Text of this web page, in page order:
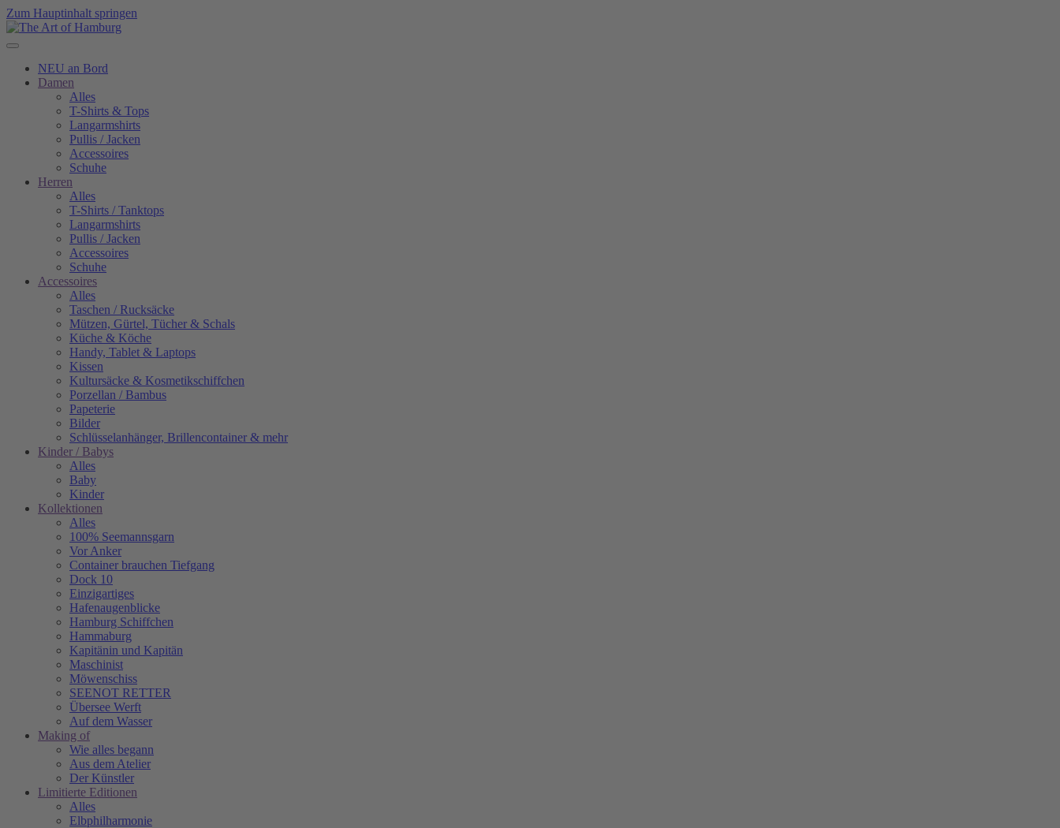
Zum Hauptinhalt springen
NEU an Bord
Damen
Alles
T-Shirts & Tops
Langarmshirts
Pullis / Jacken
Accessoires
Schuhe
Herren
Alles
T-Shirts / Tanktops
Langarmshirts
Pullis / Jacken
Accessoires
Schuhe
Accessoires
Alles
Taschen / Rucksäcke
Mützen, Gürtel, Tücher & Schals
Küche & Köche
Handy, Tablet & Laptops
Kissen
Kultursäcke & Kosmetikschiffchen
Porzellan / Bambus
Papeterie
Bilder
Schlüsselanhänger, Brillencontainer & mehr
Kinder / Babys
Alles
Baby
Kinder
Kollektionen
Alles
100% Seemannsgarn
Vor Anker
Container brauchen Tiefgang
Dock 10
Einzigartiges
Hafenaugen­blicke
Hamburg Schiffchen
Hammaburg
Kapitänin und Kapitän
Maschinist
Möwenschiss
SEENOT RETTER
Übersee Werft
Auf dem Wasser
Making of
Wie alles begann
Aus dem Atelier
Der Künstler
Limitierte Editionen
Alles
Elbphilharmonie